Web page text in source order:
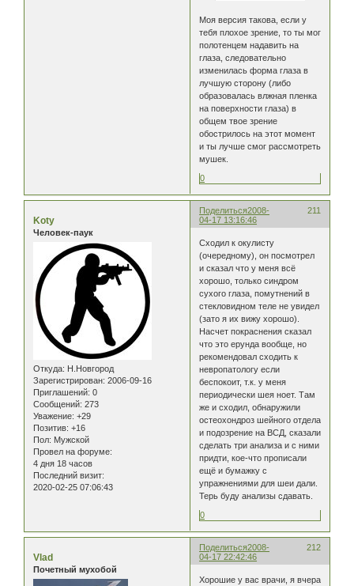
Моя версия такова, если у
тебя плохое зрение, то ты мог
полотенцем надавить на
глаза, следовательно
изменилась форма глаза в
лучшую сторону (либо
образовалась влжная пленка
на поверхности глаза) в
общем твое зрение
обострилось на этот момент
и ты лучше смог рассмотреть
мушек.
0
Поделиться 211
2008-
04-17 13:16:46
Koty
Человек-паук
Откуда: Н.Новгород
Зарегистрирован: 2006-09-16
Приглашений: 0
Сообщений: 273
Уважение: +29
Позитив: +16
Пол: Мужской
Провел на форуме:
4 дня 18 часов
Последний визит:
2020-02-25 07:06:43
Сходил к окулисту
(очередному), он посмотрел
и сказал что у меня всё
хорошо, только синдром
сухого глаза, помутнений в
стекловидном теле не увидел
(зато я их вижу хорошо).
Насчет покраснения сказал
что это ерунда вообще, но
рекомендовал сходить к
невропатологу если
беспокоит, т.к. у меня
периодически шея ноет. Там
же и сходил, обнаружили
остеохондроз шейного отдела
и подозрение на ВСД, сказали
сделать три анализа и с ними
придти, кое-что прописали
ещё и бумажку с
упражнениями для шеи дали.
Терь буду анализы сдавать.
0
Поделиться 212
2008-
04-17 22:42:46
Vlad
Почетный мухобой
Хорошие у вас врачи, я вчера